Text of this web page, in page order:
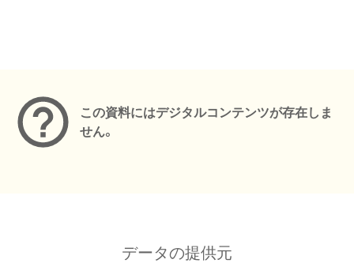
この資料にはデジタルコンテンツが存在しま
せん。
データの提供元